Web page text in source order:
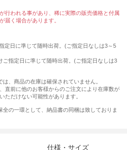
行われる事があり、稀に実際の販売価格と付属
届く場合があります。
定日に準じて随時出荷。(ご指定日なしは3～5
指定日に準じて随時出荷。(ご指定日なしは3
、商品の在庫は確保されていません。
直前に他のお客様からのご注文により在庫数が
ただけない可能性があります。
の一環として、納品書の同梱は致しておりま
仕様・サイズ